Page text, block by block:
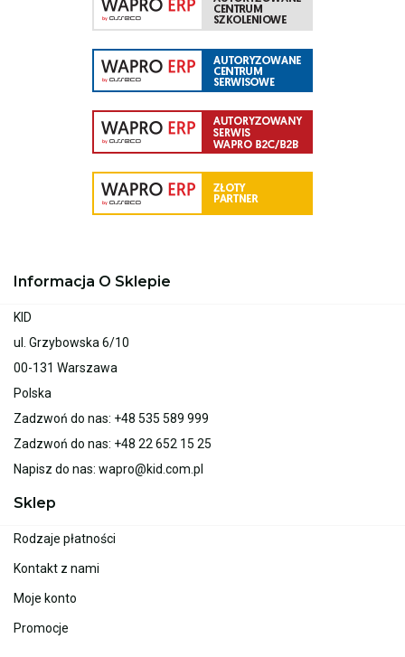
Informacja O Sklepie
KID
ul. Grzybowska 6/10
00-131 Warszawa
Polska
Zadzwoń do nas: +48 535 589 999
Zadzwoń do nas: +48 22 652 15 25
Napisz do nas: wapro@kid.com.pl
Sklep
Rodzaje płatności
Kontakt z nami
Moje konto
Promocje